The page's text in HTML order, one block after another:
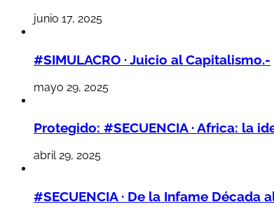
junio 17, 2025
#SIMULACRO · Juicio al Capitalismo.-
mayo 29, 2025
Protegido: #SECUENCIA · Africa: la
abril 29, 2025
#SECUENCIA · De la Infame Década